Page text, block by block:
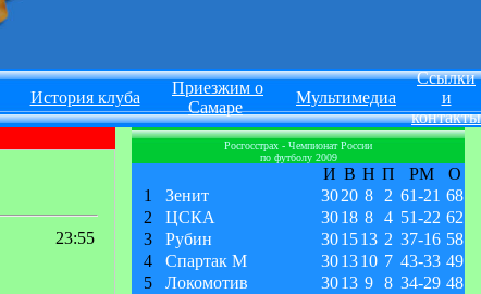
История клуба
Приезжим о
Самаре
Мультимедиа
Ссылки
и
контакты
23:55
Росгосстрах - Чемпионат России
по футболу 2009
И В Н П РМ
О
1
Зенит 3020 8 2 61-21 68
2
ЦСКА 3018 8 4 51-22 62
3
Рубин 301513 2 37-16 58
4
Спартак М 301310 7 43-33 49
5
Локомотив 3013 9 8 34-29 48